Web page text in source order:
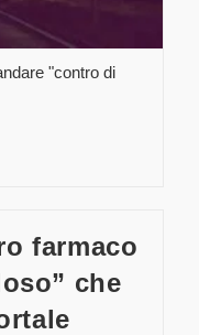
"contro di
farmaco
che